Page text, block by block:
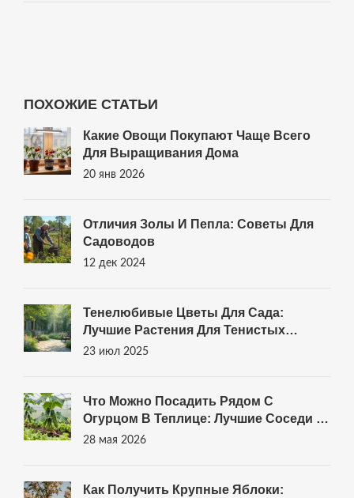
ПОХОЖИЕ СТАТЬИ
Какие Овощи Покупают Чаще Всего
Для Выращивания Дома
20 янв 2026
Отличия Золы И Пепла: Советы Для
Садоводов
12 дек 2024
Тенелюбивые Цветы Для Сада:
Лучшие Растения Для Тенистых
Участков
23 июл 2025
Что Можно Посадить Рядом С
Огурцом В Теплице: Лучшие Соседи И
Правила Совместимости
28 мая 2026
Как Получить Крупные Яблоки: